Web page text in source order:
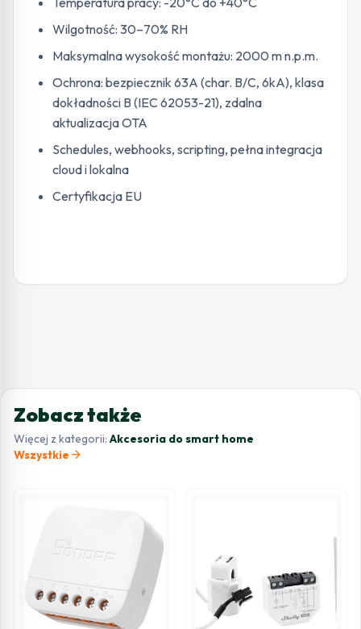
Wilgotność: 30–70% RH
Maksymalna wysokość montażu: 2000 m n.p.m.
Ochrona: bezpiecznik 63A (char. B/C, 6kA), klasa
dokładności B (IEC 62053-21), zdalna
aktualizacja OTA
Schedules, webhooks, scripting, pełna integracja
cloud i lokalna
Certyfikacja EU
Zobacz także
Więcej z kategorii: Akcesoria do smart home
Wszystkie arrow_forward